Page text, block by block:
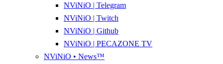
NViNiO | Telegram
NViNiO | Twitch
NViNiO | Github
NViNiO | PECAZONE TV
NViNiO • News™